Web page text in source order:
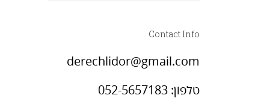
Contact Info
derechlidor@gmail.com
טלפון: 052-5657183